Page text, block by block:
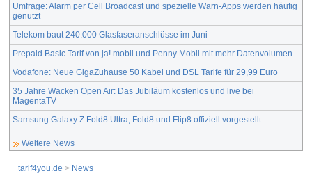
Umfrage: Alarm per Cell Broadcast und spezielle Warn-Apps werden häufig
genutzt
Telekom baut 240.000 Glasfaseranschlüsse im Juni
Prepaid Basic Tarif von ja! mobil und Penny Mobil mit mehr Datenvolumen
Vodafone: Neue GigaZuhause 50 Kabel und DSL Tarife für 29,99 Euro
35 Jahre Wacken Open Air: Das Jubiläum kostenlos und live bei
MagentaTV
Samsung Galaxy Z Fold8 Ultra, Fold8 und Flip8 offiziell vorgestellt
Weitere News
tarif4you.de > News